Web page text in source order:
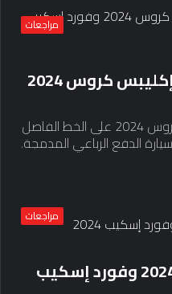
مراجعات
مقارنة بين ميتسوبيشي إكليبس كروس 2024
تمتد سيارة ميتسوبيشي إكليبس كروس 2024 على الخط الفاصل
الدفع الرباعي المدمجة.
مراجعات
مقارنة بين بويك إنفيجن 2024 وفورد إسكيب